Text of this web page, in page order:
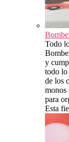
Todo
y
todo lo
de los
monos
para
Esta